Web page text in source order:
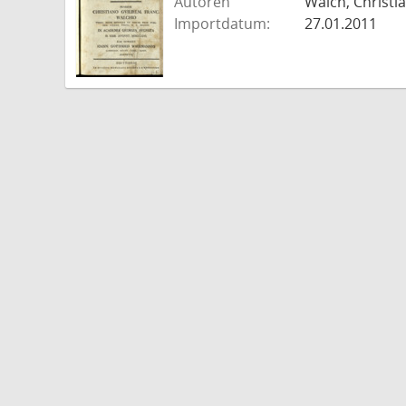
Importdatum:
27.01.2011